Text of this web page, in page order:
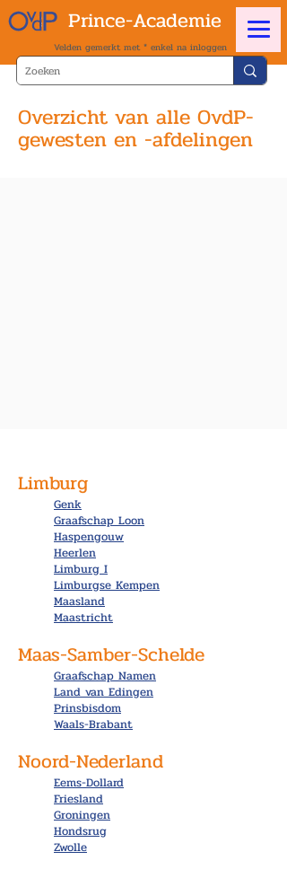
Prince-Academie
Velden gemerkt met * enkel na inloggen
Overzicht van alle OvdP-
gewesten en -afdelingen
Limburg
Genk
Graafschap Loon
Haspengouw
Heerlen
Limburg I
Limburgse Kempen
Maasland
Maastricht
Maas-Samber-Schelde
Graafschap Namen
Land van Edingen
Prinsbisdom
Waals-Brabant
Noord-Nederland
Eems-Dollard
Friesland
Groningen
Hondsrug
Zwolle